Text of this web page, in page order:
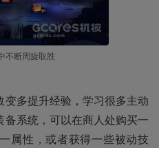
不断周旋取胜
多提升经验，学习很多主动
系统，可以在商人处购买一
属性，或者获得一些被动技